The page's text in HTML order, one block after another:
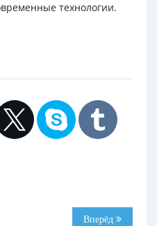
технологии.
Вперёд